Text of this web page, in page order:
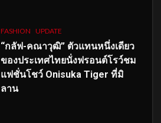
FASHION UPDATE
“กลัฟ-คณาวุฒิ” ตัวแทนหนึ่งเดียว
ของประเทศไทยนั่งฟรอนต์โรว์ชม
แฟชั่นโชว์ Onisuka Tiger ที่มิ
ลาน